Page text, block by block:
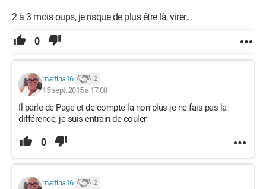
2 à 3 mois oups, je risque de plus être là, virer...
0
martina16 2
15 sept. 2015 à 17:08
Il parle de Page et de compte la non plus je ne fais pas la
différence, je suis entrain de couler
0
martina16 2